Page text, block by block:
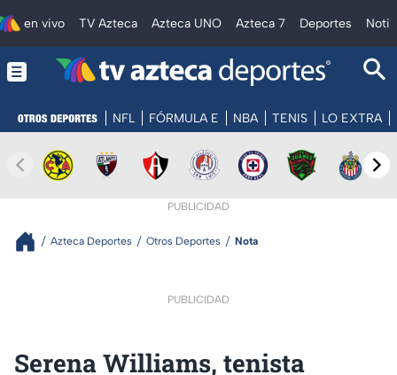
en vivo TV Azteca Azteca UNO Azteca 7 Deportes
NFL FÓRMULA E NBA TENIS LO EXTRA
PUBLICIDAD
Azteca Deportes Otros Deportes Nota
PUBLICIDAD
Serena Williams, tenista